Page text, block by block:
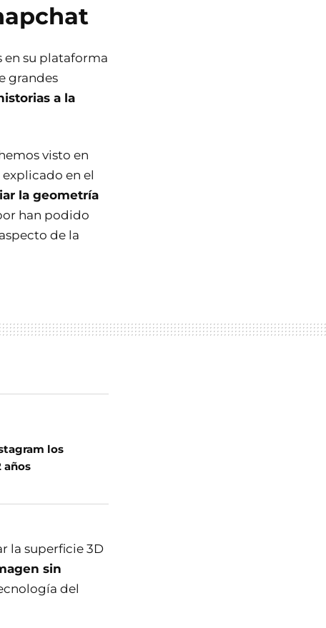
en su plataforma
grandes
a la
visto en
en el
la geometría
han podido
de la
los
años
la superficie 3D
sin
del